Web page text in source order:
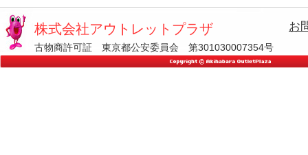
株式会社アウトレットプラザ
古物商許可証 東京都公安委員会 第301030007354号
お